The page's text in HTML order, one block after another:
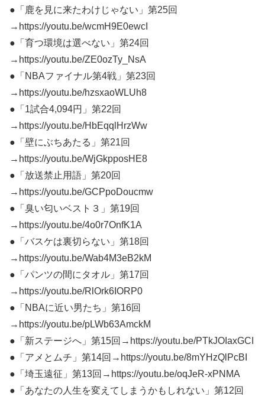
●「鹿を見に来たわけじゃない」第25回
→https://youtu.be/wcmH9E0ewcI
●「育つ環境は選べない」第24回
→https://youtu.be/ZE0ozTy_NsA
●「NBAファイナル第4戦」第23回
→https://youtu.be/hzsxaoWLUh8
●「1試合4,094円」第22回
→https://youtu.be/HbEqqlHrzWw
●「壁にぶちあたる」第21回
→https://youtu.be/WjGkpposHE8
●「放送禁止用語」第20回
→https://youtu.be/GCPpoDoucmw
●「臭い匂いベスト３」第19回
→https://youtu.be/4o0r7OnfK1A
●「バスケは裏切らない」第18回
→https://youtu.be/Wab4M3eB2kM
●「パンツの間にタオル」第17回
→https://youtu.be/RlOrk6IORP0
●「NBAに近い男たち」第16回
→https://youtu.be/pLWb63AmckM
●「新ステージへ」第15回→https://youtu.be/PTkJOIaxGCI
●「アメとムチ」第14回→https://youtu.be/8mYHzQlPcBI
●「埼玉遠征」第13回→https://youtu.be/oqJeR-xPNMA
●「あなたの人生を変えてしまうかもしれない」第12回